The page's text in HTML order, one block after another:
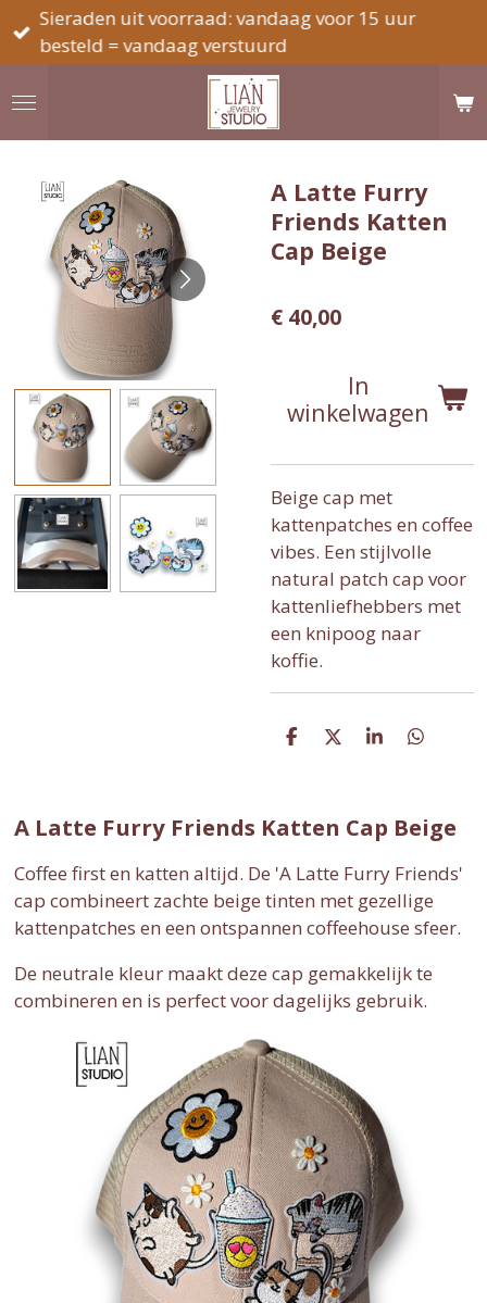
Ga
direct
de
Sieraden uit voorraad: vandaag voor 15 uur
besteld = vandaag verstuurd
A Latte Furry
Friends Katten
Cap Beige
€ 40,00
In
winkelwagen
Beige cap met
kattenpatches en coffee
vibes. Een stijlvolle
natural patch cap voor
kattenliefhebbers met
een knipoog naar
koffie.
D
n
D
S
e
D
n
A Latte Furry Friends Katten Cap Beige
Coffee first en katten altijd. De 'A Latte Furry Friends'
cap combineert zachte beige tinten met gezellige
kattenpatches en een ontspannen coffeehouse sfeer.
De neutrale kleur maakt deze cap gemakkelijk te
combineren en is perfect voor dagelijks gebruik.